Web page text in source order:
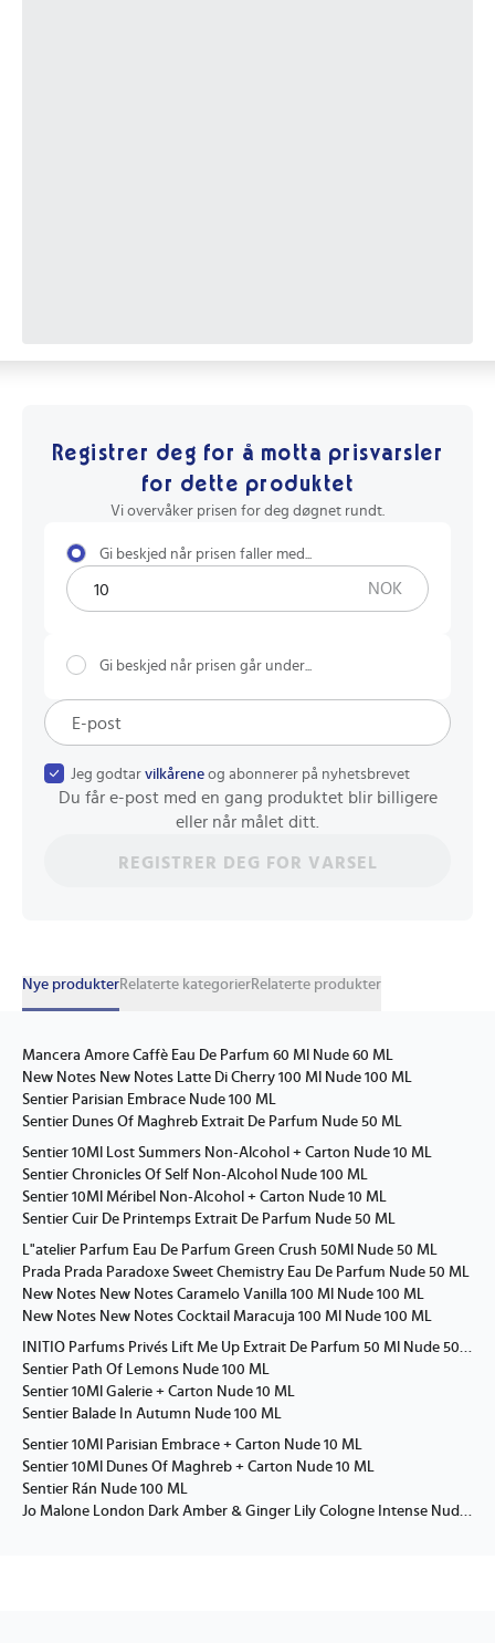
Registrer deg for å motta prisvarsler
for dette produktet
Vi overvåker prisen for deg døgnet rundt.
Gi beskjed når prisen faller med...
NOK
Gi beskjed når prisen går under...
Jeg godtar vilkårene og abonnerer på nyhetsbrevet
Du får e-post med en gang produktet blir billigere
eller når målet ditt.
REGISTRER DEG FOR VARSEL
Nye produkterRelaterte kategorierRelaterte produkter
Mancera Amore Caffè Eau De Parfum 60 Ml Nude 60 ML
New Notes New Notes Latte Di Cherry 100 Ml Nude 100 ML
Sentier Parisian Embrace Nude 100 ML
Sentier Dunes Of Maghreb Extrait De Parfum Nude 50 ML
Sentier 10Ml Lost Summers Non-Alcohol + Carton Nude 10 ML
Sentier Chronicles Of Self Non-Alcohol Nude 100 ML
Sentier 10Ml Méribel Non-Alcohol + Carton Nude 10 ML
Sentier Cuir De Printemps Extrait De Parfum Nude 50 ML
L"atelier Parfum Eau De Parfum Green Crush 50Ml Nude 50 ML
Prada Prada Paradoxe Sweet Chemistry Eau De Parfum Nude 50 ML
New Notes New Notes Caramelo Vanilla 100 Ml Nude 100 ML
New Notes New Notes Cocktail Maracuja 100 Ml Nude 100 ML
Sentier Path Of Lemons Nude 100 ML
Sentier 10Ml Galerie + Carton Nude 10 ML
Sentier Balade In Autumn Nude 100 ML
Sentier 10Ml Parisian Embrace + Carton Nude 10 ML
Sentier 10Ml Dunes Of Maghreb + Carton Nude 10 ML
Sentier Rán Nude 100 ML